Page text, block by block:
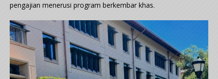
pengajian menerusi program berkembar khas.